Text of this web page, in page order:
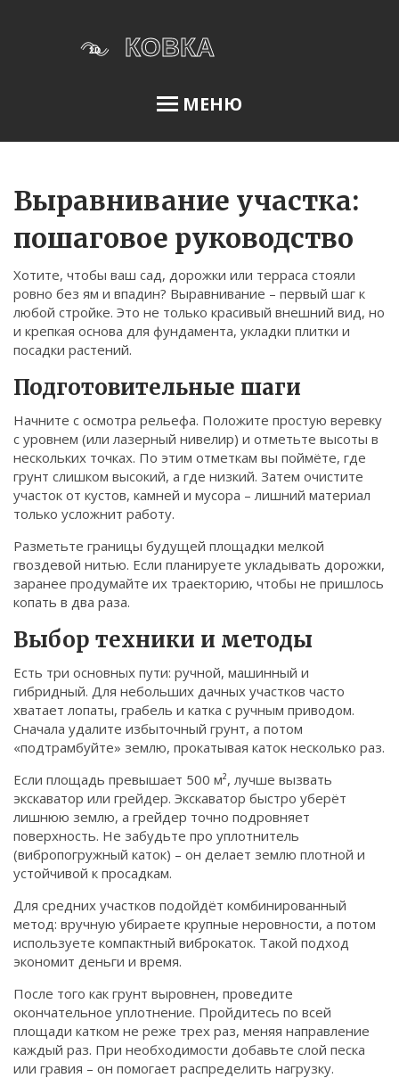
МЕНЮ
Меню
О нас
Условия использования
Политика конфиденциальности
ФЗ-152
Связаться
© 2026. Все права защищены.
Выравнивание участка:
пошаговое руководство
Хотите, чтобы ваш сад, дорожки или терраса стояли
ровно без ям и впадин? Выравнивание – первый шаг к
любой стройке. Это не только красивый внешний вид, но
и крепкая основа для фундамента, укладки плитки и
посадки растений.
Подготовительные шаги
Начните с осмотра рельефа. Положите простую веревку
с уровнем (или лазерный нивелир) и отметьте высоты в
нескольких точках. По этим отметкам вы поймёте, где
грунт слишком высокий, а где низкий. Затем очистите
участок от кустов, камней и мусора – лишний материал
только усложнит работу.
Разметьте границы будущей площадки мелкой
гвоздевой нитью. Если планируете укладывать дорожки,
заранее продумайте их траекторию, чтобы не пришлось
копать в два раза.
Выбор техники и методы
Есть три основных пути: ручной, машинный и
гибридный. Для небольших дачных участков часто
хватает лопаты, грабель и катка с ручным приводом.
Сначала удалите избыточный грунт, а потом
«подтрамбуйте» землю, прокатывая каток несколько раз.
Если площадь превышает 500 м², лучше вызвать
экскаватор или грейдер. Экскаватор быстро уберёт
лишнюю землю, а грейдер точно подровняет
поверхность. Не забудьте про уплотнитель
(вибропогружный каток) – он делает землю плотной и
устойчивой к просадкам.
Для средних участков подойдёт комбинированный
метод: вручную убираете крупные неровности, а потом
используете компактный виброкаток. Такой подход
экономит деньги и время.
После того как грунт выровнен, проведите
окончательное уплотнение. Пройдитесь по всей
площади катком не реже трех раз, меняя направление
каждый раз. При необходимости добавьте слой песка
или гравия – он помогает распределить нагрузку.